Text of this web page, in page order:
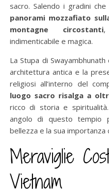
sacro. Salendo i gradini
panorami mozzafiato
montagne circostanti,
indimenticabile e magica.
La Stupa di
architettura antica e la
religiosi all’interno del
luogo sacro risalga a
ricco di storia e
angolo di questo tempio
bellezza e la sua importanza
Meraviglie
Vietnam